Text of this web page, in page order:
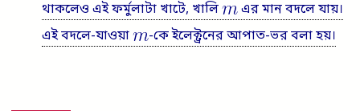
থাকলেও এই ফর্মুলাটা খাটে, খালি
এর মান বদলে যায়।
এই বদলে-যাওয়া
-কে ইলেক্ট্রনের আপাত-ভর বলা হয়।